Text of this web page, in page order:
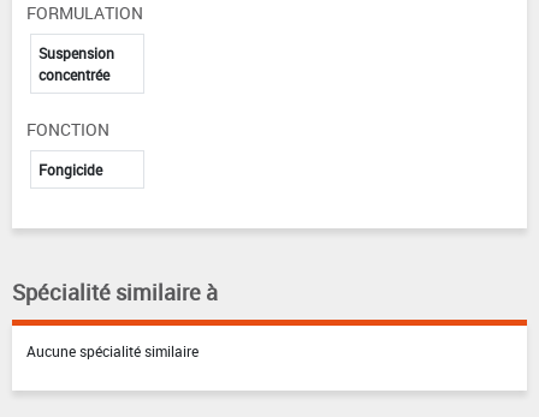
FORMULATION
Suspension
concentrée
FONCTION
Fongicide
Spécialité similaire à
Aucune spécialité similaire